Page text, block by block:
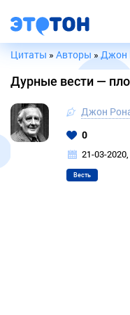
Цитаты » Авторы »Джон
Дурные вести —
Джон
0
21-03-
Весть